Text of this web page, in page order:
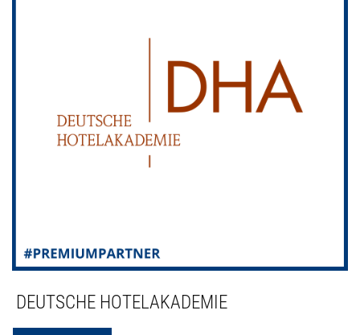
DEUTSCHE HOTELAKADEMIE